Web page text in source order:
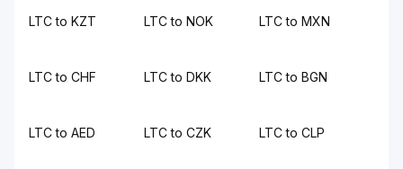
LTC to KZT LTC to NOK LTC to MXN
LTC to CHF LTC to DKK LTC to BGN
LTC to AED LTC to CZK LTC to CLP